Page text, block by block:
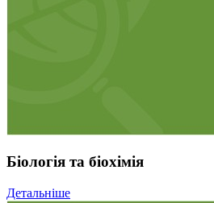
Біологія та біохімія
Детальніше